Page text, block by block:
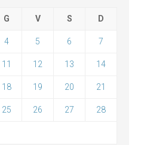
G V S D
4 5 6 7
11 12 13 14
18 19 20 21
25 26 27 28